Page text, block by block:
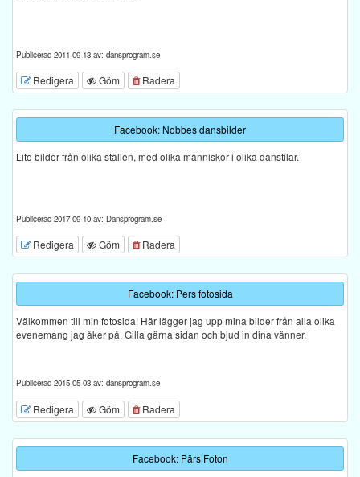
Publicerad 2011-09-13 av: dansprogram.se
Redigera Göm Radera
Facebook: Nobbes dansbilder
Lite bilder från olika ställen, med olika människor i olika danstilar.
Publicerad 2017-09-10 av: Dansprogram.se
Redigera Göm Radera
Facebook: Pers fotosida
Välkommen till min fotosida! Här lägger jag upp mina bilder från alla olika
evenemang jag åker på. Gilla gärna sidan och bjud in dina vänner.
Publicerad 2015-05-03 av: dansprogram.se
Redigera Göm Radera
Facebook: Pärs Foton